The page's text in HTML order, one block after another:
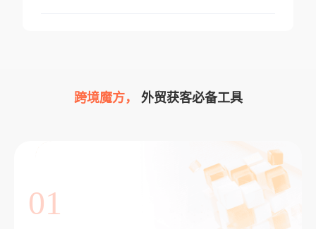
跨境魔方， 外贸获客必备工具
01